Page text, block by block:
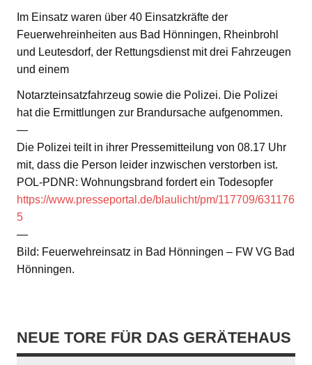
Im Einsatz waren über 40 Einsatzkräfte der
Feuerwehreinheiten aus Bad Hönningen, Rheinbrohl
und Leutesdorf, der Rettungsdienst mit drei Fahrzeugen
und einem
Notarzteinsatzfahrzeug sowie die Polizei. Die Polizei
hat die Ermittlungen zur Brandursache aufgenommen.
—
Die Polizei teilt in ihrer Pressemitteilung von 08.17 Uhr
mit, dass die Person leider inzwischen verstorben ist.
POL-PDNR: Wohnungsbrand fordert ein Todesopfer
https://www.presseportal.de/blaulicht/pm/117709/631176
5
—
Bild: Feuerwehreinsatz in Bad Hönningen – FW VG Bad
Hönningen.
NEUE TORE FÜR DAS GERÄTEHAUS